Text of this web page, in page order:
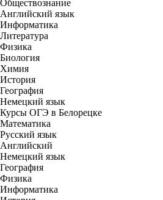
Обществознание
Английский язык
Информатика
Литература
Физика
Биология
Химия
История
География
Немецкий язык
Курсы ОГЭ в Белорецке
Математика
Русский язык
Английский
Немецкий язык
География
Физика
Информатика